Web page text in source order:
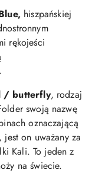
hiszpańskiej
rękojeści
/ butterfly, rodzaj
swoją nazwę
oznaczającą
on uważany za
Kali. To jeden z
na świecie.